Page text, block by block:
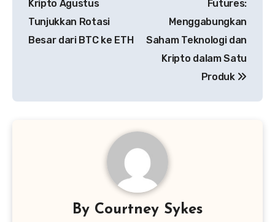
Kripto Agustus
Tunjukkan Rotasi
Besar dari BTC ke ETH
Futures:
Menggabungkan
Saham Teknologi dan
Kripto dalam Satu
Produk
By Courtney Sykes